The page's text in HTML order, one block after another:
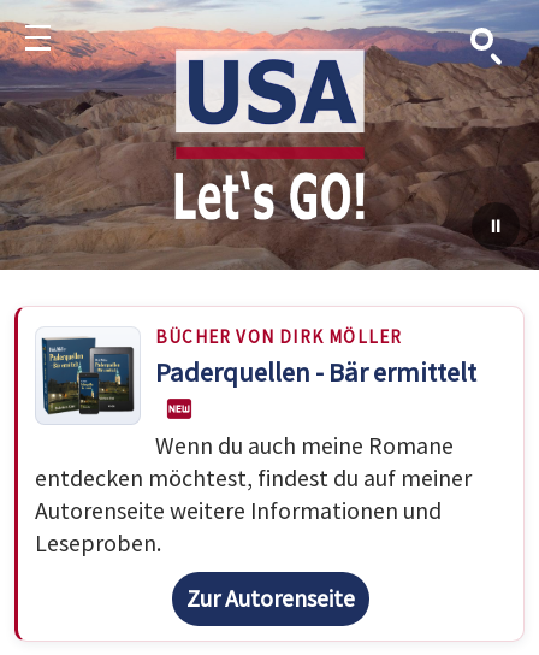
Menu Suche
BÜCHER VON DIRK MÖLLER
Paderquellen - Bär ermittelt
Wenn du auch meine Romane
entdecken möchtest, findest du auf meiner
Autorenseite weitere Informationen und
Leseproben.
Zur Autorenseite